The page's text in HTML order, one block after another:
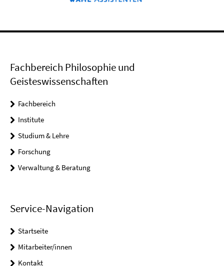
Fachbereich Philosophie und
Geisteswissenschaften
Fachbereich
Institute
Studium & Lehre
Forschung
Verwaltung & Beratung
Service-Navigation
Startseite
Mitarbeiter/innen
Kontakt